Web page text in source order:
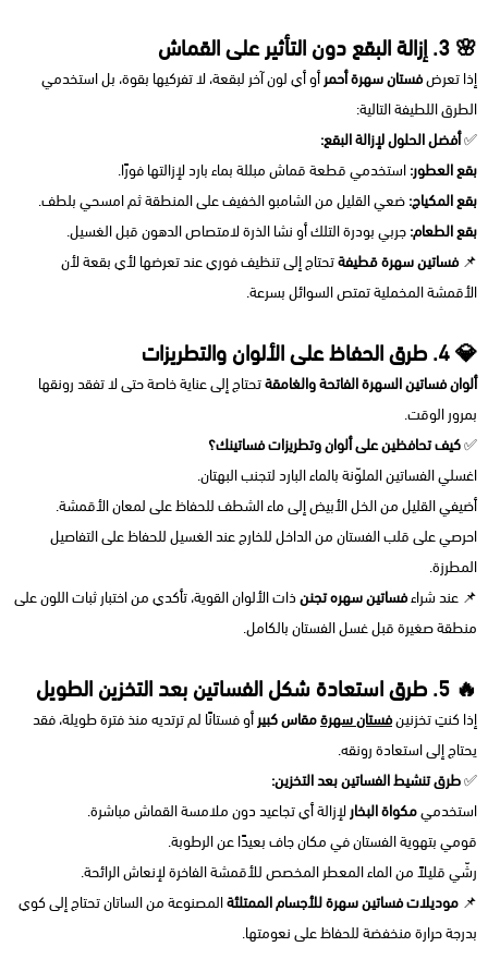
🌸 3. إزالة البقع دون التأثير على القماش
إذا تعرضفستان سهرة أحمرأو أي لون آخر لبقعة، لا تفركيها بقوة، بل استخدمي
الطرق اللطيفة التالية:
✅أفضل الحلول لإزالة البقع:
بقع العطور:استخدمي قطعة قماش مبللة بماء بارد لإزالتها فورًا.
بقع المكياج:ضعي القليل من الشامبو الخفيف على المنطقة ثم امسحي بلطف.
بقع الطعام:جربي بودرة التلك أو نشا الذرة لامتصاص الدهون قبل الغسيل.
📌فساتين سهرة قطيفةتحتاج إلى تنظيف فوري عند تعرضها لأي بقعة لأن
الأقمشة المخملية تمتص السوائل بسرعة.
💎 4. طرق الحفاظ على الألوان والتطريزات
ألوان فساتين السهرة الفاتحة والغامقةتحتاج إلى عناية خاصة حتى لا تفقد رونقها
بمرور الوقت.
✅كيف تحافظين على ألوان وتطريزات فساتينك؟
اغسلي الفساتين الملوّنة بالماء البارد لتجنب البهتان.
أضيفي القليل من الخل الأبيض إلى ماء الشطف للحفاظ على لمعان الأقمشة.
احرصي على قلب الفستان من الداخل للخارج عند الغسيل للحفاظ على التفاصيل
المطرزة.
📌 عند شراءفساتين سهره تجننذات الألوان القوية، تأكدي من اختبار ثبات اللون على
منطقة صغيرة قبل غسل الفستان بالكامل.
🔥 5. طرق استعادة شكل الفساتين بعد التخزين الطويل
إذا كنتِ تخزنينفستان سهرةمقاس كبيرأو فستانًا لم ترتديه منذ فترة طويلة، فقد
يحتاج إلى استعادة رونقه.
✅طرق تنشيط الفساتين بعد التخزين:
استخدميمكواة البخارلإزالة أي تجاعيد دون ملامسة القماش مباشرة.
قومي بتهوية الفستان في مكان جاف بعيدًا عن الرطوبة.
رشّي قليلاً من الماء المعطر المخصص للأقمشة الفاخرة لإنعاش الرائحة.
📌 موديلات فساتين سهرة للأجسام الممتلئةالمصنوعة من الساتان تحتاج إلى كوي
بدرجة حرارة منخفضة للحفاظ على نعومتها.